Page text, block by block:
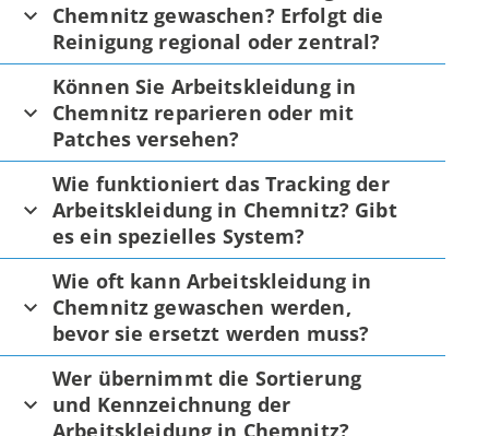
Chemnitz gewaschen? Erfolgt die
Reinigung regional oder zentral?
Können Sie Arbeitskleidung in
Chemnitz reparieren oder mit
Patches versehen?
Wie funktioniert das Tracking der
Arbeitskleidung in Chemnitz? Gibt
es ein spezielles System?
Wie oft kann Arbeitskleidung in
Chemnitz gewaschen werden,
bevor sie ersetzt werden muss?
Wer übernimmt die Sortierung
und Kennzeichnung der